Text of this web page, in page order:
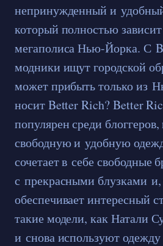
непринужденный и
который полностью
мегаполиса Нью-Йорка. С
модники ищут городской
может прибыть только из
носит Better Rich? Better
популярен среди
свободную и удобную
сочетает в себе свободные
с прекрасными блузками
обеспечивает интересный
такие модели, как Натали
и снова используют